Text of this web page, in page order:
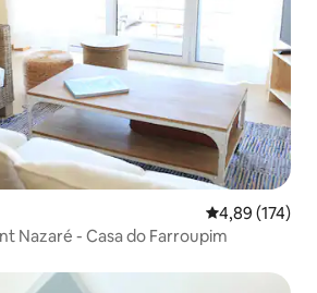
4,89 av 5 i
4,89 (174)
Nazaré - Casa do Farroupim